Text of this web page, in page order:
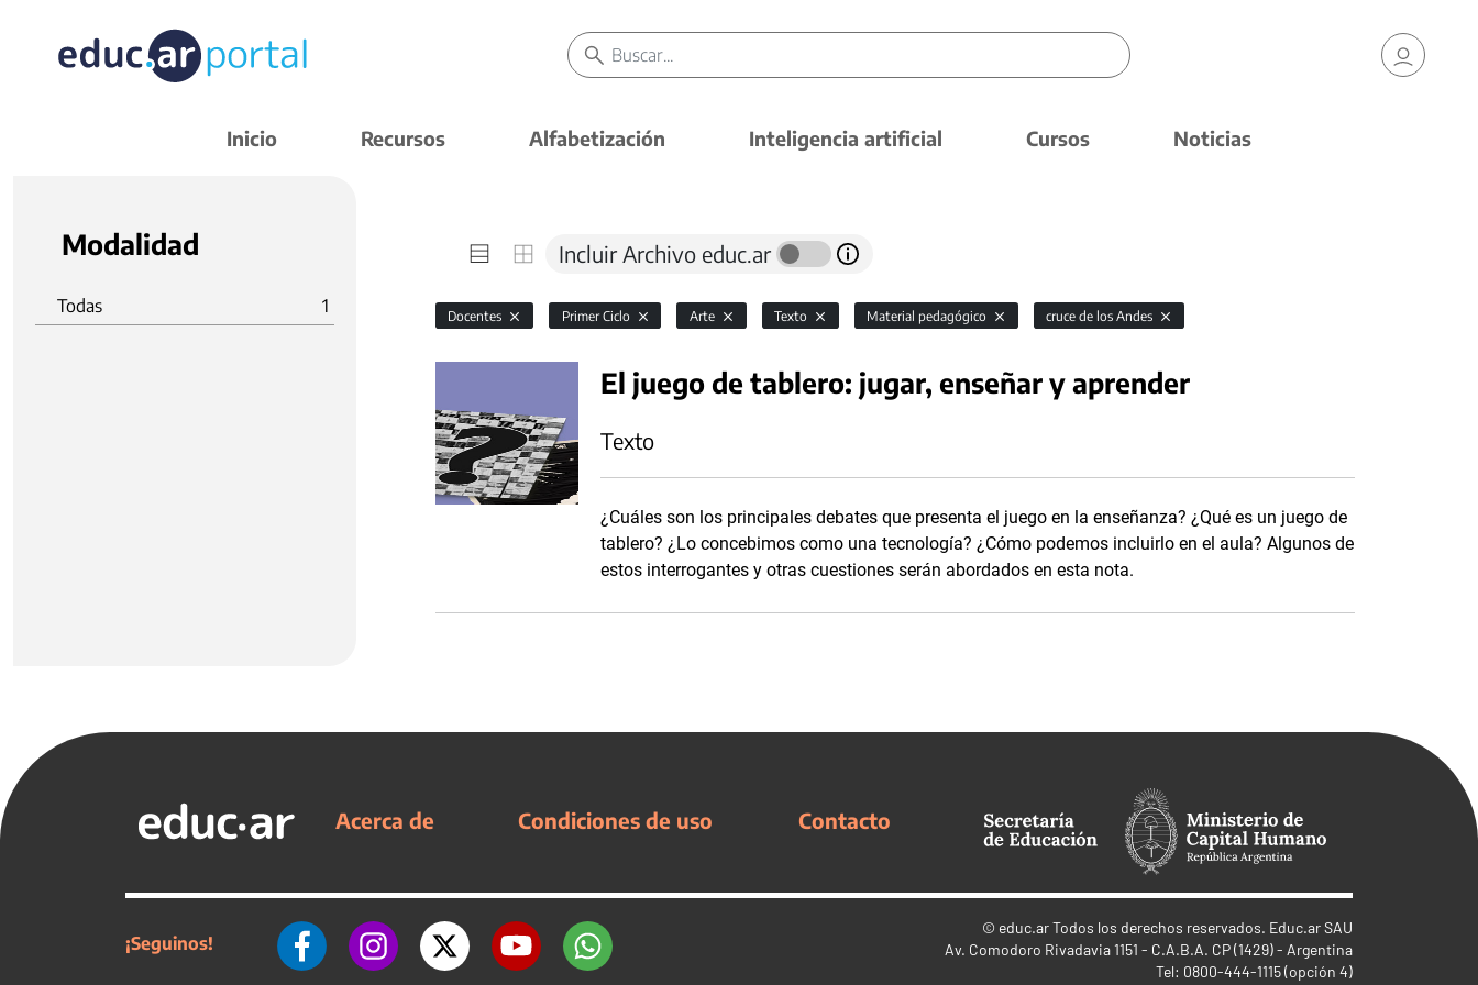
Inicio Recursos Alfabetización Inteligencia artificial Cursos Noticias
Modalidad
Todas 1
Incluir Archivo educ.ar
Docentes Primer Ciclo Arte Texto Material pedagógico cruce de los Andes
El juego de tablero: jugar, enseñar y aprender
Texto
¿Cuáles son los principales debates que presenta el juego en la enseñanza? ¿Qué es un juego de
tablero? ¿Lo concebimos como una tecnología? ¿Cómo podemos incluirlo en el aula? Algunos de
estos interrogantes y otras cuestiones serán abordados en esta nota.
Acerca de Condiciones de uso Contacto
¡Seguinos!
© educ.arTodos los derechos reservados. Educ.ar SAU
Av. Comodoro Rivadavia 1151 - C.A.B.A. CP (1429) - Argentina
Tel: 0800-444-1115 (opción 4)